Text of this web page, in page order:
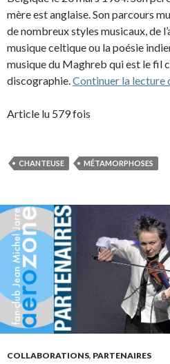
mère est anglaise. Son parcours
de nombreux styles musicaux, de
musique celtique ou la poésie
musique du Maghreb qui est le fil
discographie.Continuer la lecture
Article lu 579 fois
CHANTEUSE MÉTAMORPHOSES
COLLABORATIONS, PARTENAIRES